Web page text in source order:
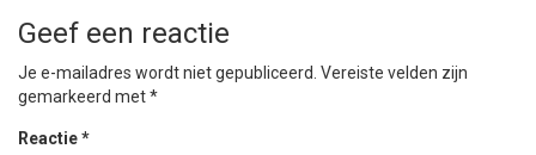
Geef een reactie
Je e-mailadres wordt niet gepubliceerd. Vereiste velden zijn
gemarkeerd met*
Reactie*